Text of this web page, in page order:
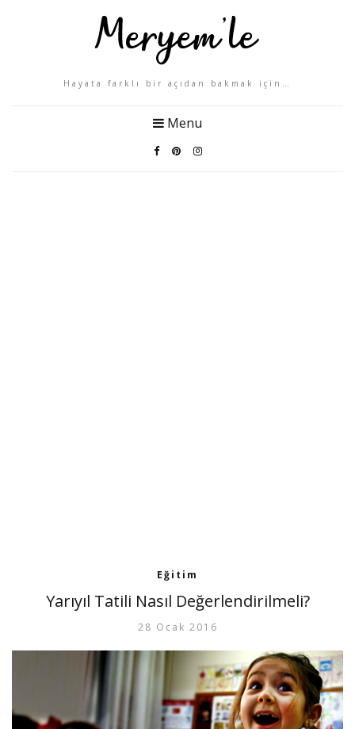
Hayata farklı bir açıdan bakmak için…
Menu
Eğitim
Yarıyıl Tatili Nasıl Değerlendirilmeli?
28 Ocak 2016